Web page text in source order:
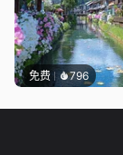
免费 796